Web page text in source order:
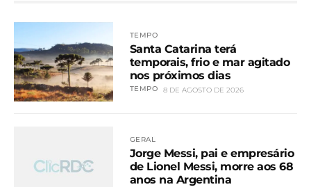
TEMPO
Santa Catarina terá
temporais, frio e mar agitado
nos próximos dias
TEMPO 8 DE AGOSTO DE 2026
GERAL
Jorge Messi, pai e empresário
de Lionel Messi, morre aos 68
anos na Argentina